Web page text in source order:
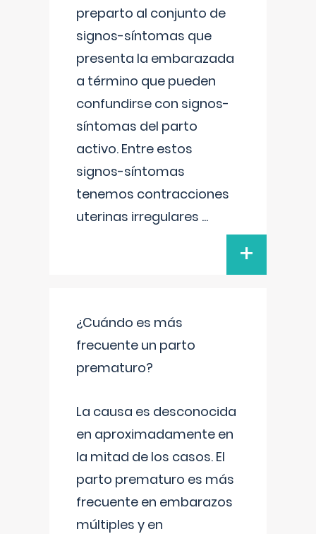
preparto al conjunto de
signos-síntomas que
presenta la embarazada
a término que pueden
confundirse con signos-
síntomas del parto
activo. Entre estos
signos-síntomas
tenemos contracciones
uterinas irregulares ...
+
¿Cuándo es más
frecuente un parto
prematuro?
La causa es desconocida
en aproximadamente en
la mitad de los casos. El
parto prematuro es más
frecuente en embarazos
múltiples y en